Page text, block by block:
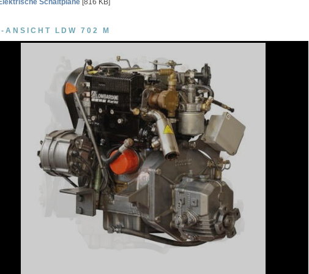
Schaltpläne [816 KB]
ANSICHT LDW 702 M